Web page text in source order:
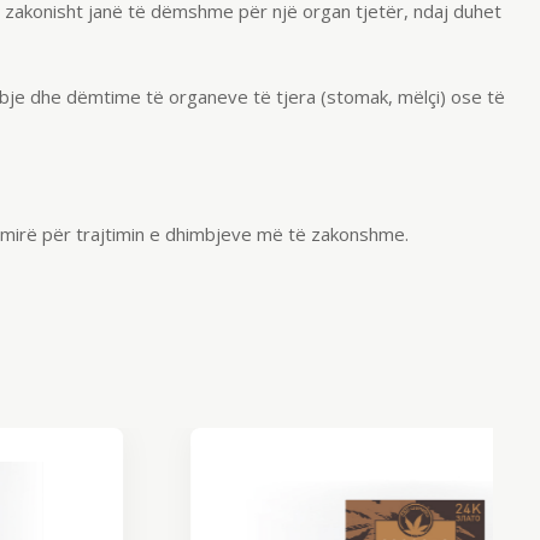
janë të dëmshme për një organ tjetër, ndaj duhet
dhe dëmtime të organeve të tjera (stomak, mëlçi) ose të
për trajtimin e dhimbjeve më të zakonshme.